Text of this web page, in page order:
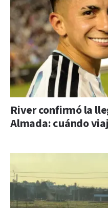
River confirmó la
Almada: cuándo